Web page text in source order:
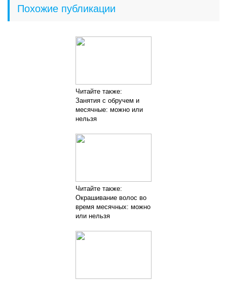
Похожие публикации
Читайте также:
Занятия с обручем и
месячные: можно или
нельзя
Читайте также:
Окрашивание волос во
время месячных: можно
или нельзя